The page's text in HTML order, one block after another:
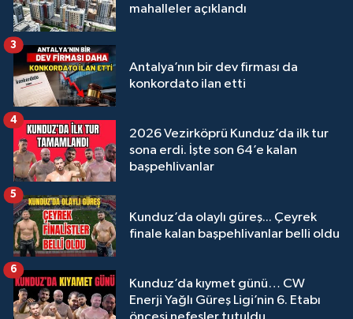
mahalleler açıklandı
Antalya’nın bir dev firması da
konkordato ilan etti
3
2026 Vezirköprü Kunduz’da ilk tur
sona erdi. İşte son 64’e kalan
başpehlivanlar
4
Kunduz’da olaylı güreş... Çeyrek
finale kalan başpehlivanlar belli oldu
5
Kunduz’da kıymet günü… CW
Enerji Yağlı Güreş Ligi’nin 6. Etabı
6